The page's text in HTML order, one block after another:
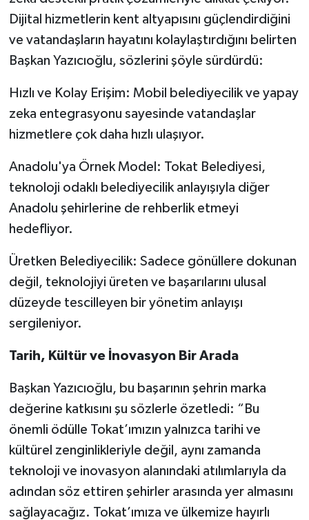
Dijital hizmetlerin kent altyapısını güçlendirdiğini
ve vatandaşların hayatını kolaylaştırdığını belirten
Başkan Yazıcıoğlu, sözlerini şöyle sürdürdü:
Hızlı ve Kolay Erişim: Mobil belediyecilik ve yapay
zeka entegrasyonu sayesinde vatandaşlar
hizmetlere çok daha hızlı ulaşıyor.
Anadolu'ya Örnek Model: Tokat Belediyesi,
teknoloji odaklı belediyecilik anlayışıyla diğer
Anadolu şehirlerine de rehberlik etmeyi
hedefliyor.
Üretken Belediyecilik: Sadece gönüllere dokunan
değil, teknolojiyi üreten ve başarılarını ulusal
düzeyde tescilleyen bir yönetim anlayışı
sergileniyor.
Tarih, Kültür ve İnovasyon Bir Arada
Başkan Yazıcıoğlu, bu başarının şehrin marka
değerine katkısını şu sözlerle özetledi: “Bu
önemli ödülle Tokat’ımızın yalnızca tarihi ve
kültürel zenginlikleriyle değil, aynı zamanda
teknoloji ve inovasyon alanındaki atılımlarıyla da
adından söz ettiren şehirler arasında yer almasını
sağlayacağız. Tokat’ımıza ve ülkemize hayırlı